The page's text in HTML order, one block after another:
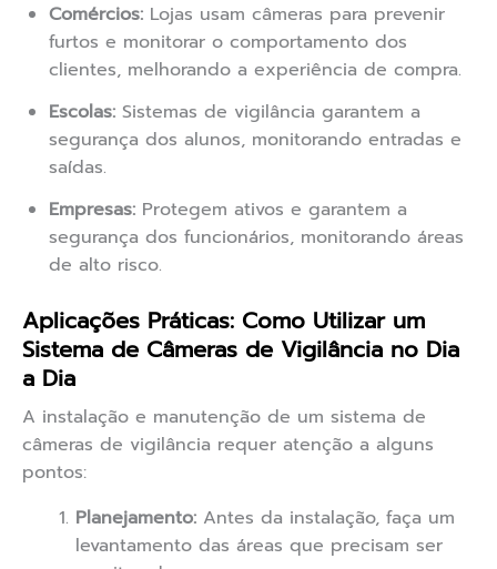
Comércios: Lojas usam câmeras para prevenir
furtos e monitorar o comportamento dos
clientes, melhorando a experiência de compra.
Escolas: Sistemas de vigilância garantem a
segurança dos alunos, monitorando entradas e
saídas.
Empresas: Protegem ativos e garantem a
segurança dos funcionários, monitorando áreas
de alto risco.
Aplicações Práticas: Como Utilizar um
Sistema de Câmeras de Vigilância no Dia
a Dia
A instalação e manutenção de um sistema de
câmeras de vigilância requer atenção a alguns
pontos:
Planejamento: Antes da instalação, faça um
levantamento das áreas que precisam ser